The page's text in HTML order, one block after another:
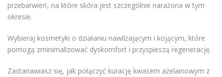
przebarwień, na które skóra jest szczególnie narażona w tym
okresie.
Wybieraj kosmetyki o działaniu nawilżającym i kojącym, które
pomogą zminimalizować dyskomfort i przyspieszą regenerację.
Zastanawiasz się, jak połączyć kurację kwasem azelainowym z